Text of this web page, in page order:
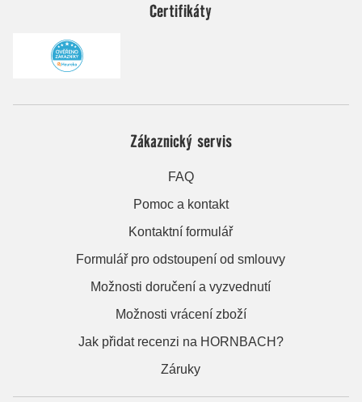
Certifikáty
Zákaznický servis
FAQ
Pomoc a kontakt
Kontaktní formulář
Formulář pro odstoupení od smlouvy
Možnosti doručení a vyzvednutí
Možnosti vrácení zboží
Jak přidat recenzi na HORNBACH?
Záruky